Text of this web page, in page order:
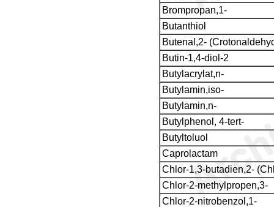
Brompropan,1-
Butanthiol
Butenal,2-
Butin-1,4-diol-2
Butylacrylat,n-
Butylamin,iso-
Butylamin,n-
Butylphenol, 4-tert-
Butyltoluol
Caprolactam
Chlor-1,3-butadien,2-
Chlor-2-methylpropen,3-
Chlor-2-nitrobenzol,1-